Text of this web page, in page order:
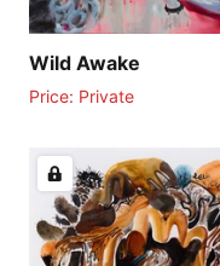
Wild Awake
Price: Private